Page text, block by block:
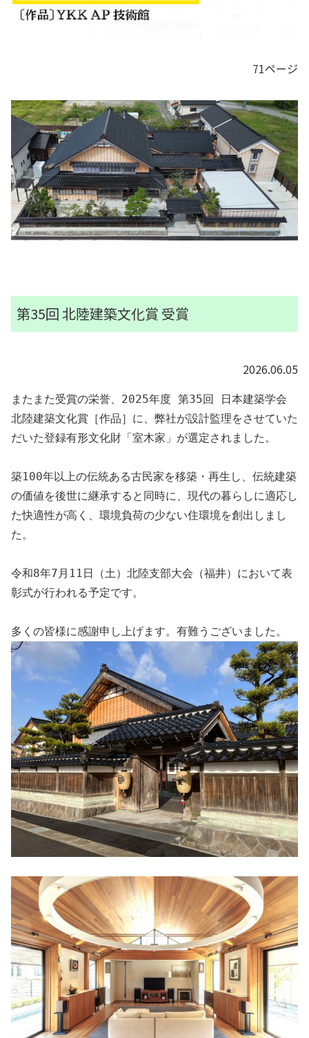
71ページ
第35回 北陸建築文化賞 受賞
2026.06.05
またまた受賞の栄誉、2025年度 第35回 日本建築学会
北陸建築文化賞［作品］に、弊社が設計監理をさせていた
だいた登録有形文化財「室木家」 が選定されました。
築100年以上の伝統ある古民家を移築・再生し、伝統建築
の価値を後世に継承すると同時に、現代の暮らしに適応し
た快適性が高く、環境負荷の少ない住環境を創出しまし
た。
令和8年7月11日（土）北陸支部大会（福井）において表
彰式が行われる予定です。
多くの皆様に感謝申し上げます。有難うございました。